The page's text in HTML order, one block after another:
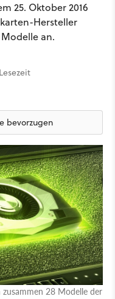
25. Oktober 2016
Hersteller
an.
bevorzugen
28 Modelle der